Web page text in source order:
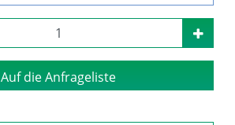
Auf die Anfrageliste